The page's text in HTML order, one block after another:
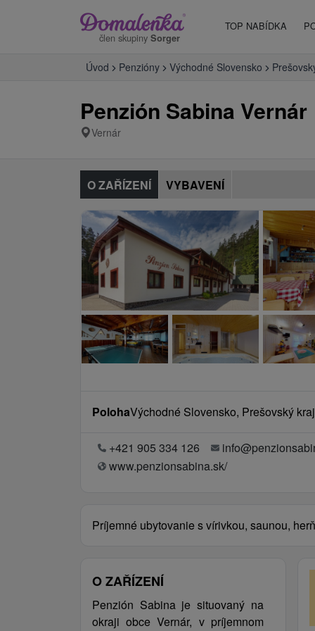
člen skupiny Sorger
TOP NABÍDKA
Úvod Penzióny Východné Slovensko
Penzión Sabina Vernár
Vernár
O ZAŘÍZENÍ VYBAVENÍ
PolohaVýchodné Slovensko, Prešovský
+421 905 334 126
www.penzionsabina.sk/
Príjemné ubytovanie s vírivkou, saunou,
O ZAŘÍZENÍ
Penzión Sabina je situovaný na
okraji obce Vernár, v príjemnom